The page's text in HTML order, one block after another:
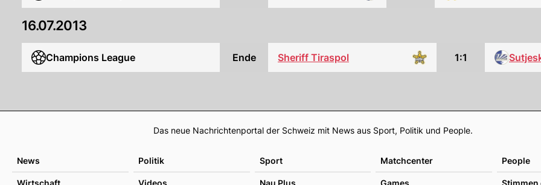
16.07.2013
Champions League Ende Sheriff Tiraspol 1:1
Footer
Das neue Nachrichtenportal der Schweiz mit News aus Sport, Politik und People.
News Politik Sport Matchcenter People
Wirtschaft Videos Nau Plus Games Stimmen